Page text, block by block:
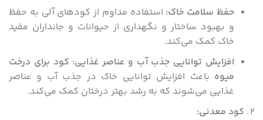
حفظ سلامت خاک: استفاده مداوم از کودهای آلی به حفظ
و بهبود ساختار و نگهداری از حیوانات و جانداران مفید
خاک کمک می‌کند.
افزایش توانایی جذب آب و عناصر غذایی: کود برای درخت
میوه باعث افزایش توانایی خاک در جذب آب و عناصر
غذایی می‌شوند که به رشد بهتر درختان کمک می‌کند.
کود معدنی: